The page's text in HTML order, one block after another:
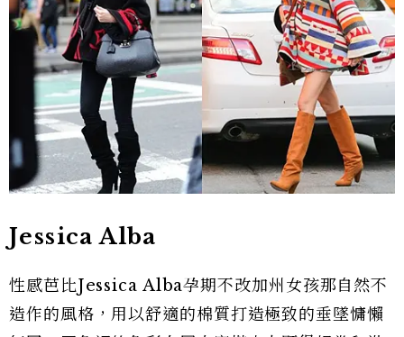
Jessica Alba
性感芭比Jessica Alba孕期不改加州女孩那自然不
造作的風格，用以舒適的棉質打造極致的垂墜慵懶